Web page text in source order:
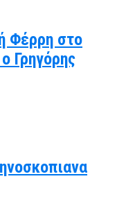
Φέρρη στο
Γρηγόρης